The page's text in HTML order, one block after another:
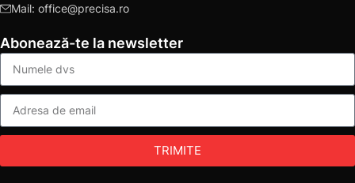
Mail: office@precisa.ro
Abonează-te la newsletter
TRIMITE